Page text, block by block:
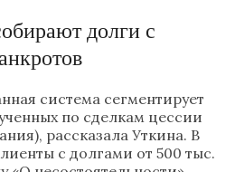
долги с
система сегментирует
по сделкам цессии
рассказала Уткина. В
с долгами от 500 тыс.